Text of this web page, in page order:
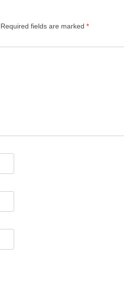
Required fields are marked *